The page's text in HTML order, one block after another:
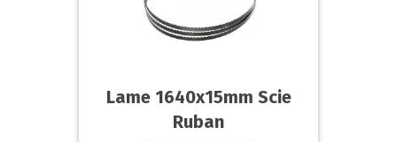
Lame 1640x15mm Scie
Ruban